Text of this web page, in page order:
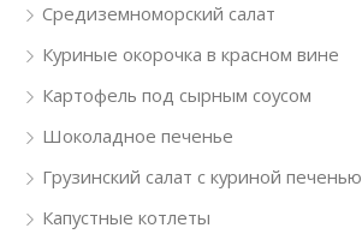
Средиземноморский салат
Куриные окорочка в красном вине
Картофель под сырным соусом
Шоколадное печенье
Грузинский салат с куриной печенью
Капустные котлеты